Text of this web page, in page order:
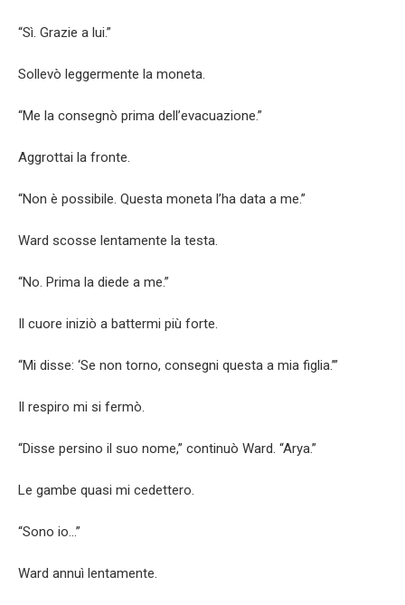
“Sì. Grazie a lui.”
Sollevò leggermente la moneta.
“Me la consegnò prima dell’evacuazione.”
Aggrottai la fronte.
“Non è possibile. Questa moneta l’ha data a me.”
Ward scosse lentamente la testa.
“No. Prima la diede a me.”
Il cuore iniziò a battermi più forte.
“Mi disse: ‘Se non torno, consegni questa a mia figlia.’”
Il respiro mi si fermò.
“Disse persino il suo nome,” continuò Ward. “Arya.”
Le gambe quasi mi cedettero.
“Sono io…”
Ward annuì lentamente.